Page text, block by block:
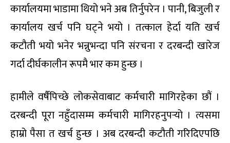
कार्यालयमा भाडामा थियो भने अब तिर्नुपरेन । पानी, बिजुली र
कार्यालय खर्च पनि घट्ने भयो । तत्काल हेर्दा यति खर्च
कटौती भयो भनेर भन्नुभन्दा पनि संरचना र दरबन्दी खारेज
गर्दा दीर्घकालीन रूपमै भार कम हुन्छ ।
हामीले वर्षैपिच्छे लोकसेवाबाट कर्मचारी मागिरहेका छौं ।
दरबन्दी पूरा नहुँदासम्म कर्मचारी मागिरहनुपर्‍यो । त्यसमा
हाम्रो पैसा त खर्च हुन्छ । अब दरबन्दी कटौती गरिदिएपछि